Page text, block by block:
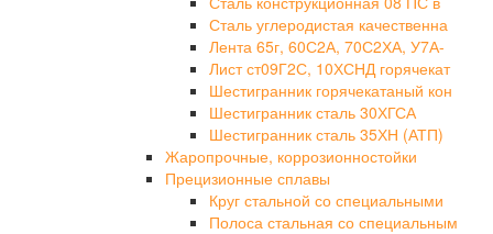
Сталь углеродистая качественна
Лента 65г, 60С2А, 70С2ХА, У7А-
Лист ст09Г2С, 10ХСНД горячекат
Шестигранник горячекатаный кон
Шестигранник сталь 30ХГСА
Шестигранник сталь 35ХН (АТП)
Жаропрочные, коррозионностойки
Прецизионные сплавы
Круг стальной со специальными
Полоса стальная со специальным